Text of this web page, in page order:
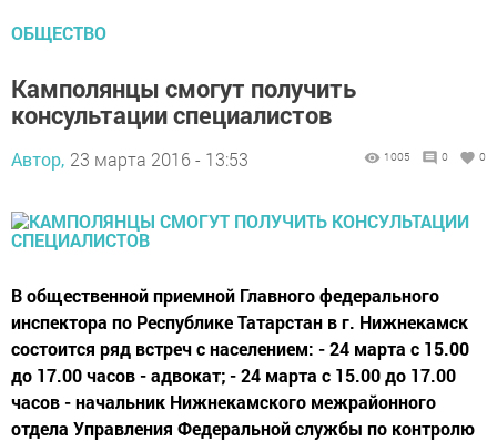
ОБЩЕСТВО
Камполянцы смогут получить
консультации специалистов
Автор, 23 марта 2016 - 13:53 1005 0 0
В общественной приемной Главного федерального
инспектора по Республике Татарстан в г. Нижнекамск
состоится ряд встреч с населением: - 24 марта с 15.00
до 17.00 часов - адвокат; - 24 марта с 15.00 до 17.00
часов - начальник Нижнекамского межрайонного
отдела Управления Федеральной службы по контролю